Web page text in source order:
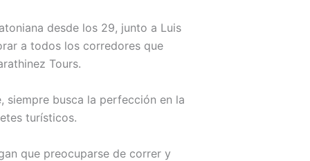
desde los 29, junto a Luis
a todos los corredores que
Tours.
siempre busca la perfección en la
turísticos.
que preocuparse de correr y